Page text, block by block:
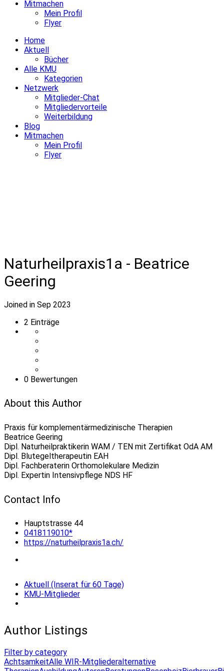
Mitmachen
Mein Profil
Flyer
Home
Aktuell
Bücher
Alle KMU
Kategorien
Netzwerk
Mitglieder-Chat
Mitgliedervorteile
Weiterbildung
Blog
Mitmachen
Mein Profil
Flyer
Naturheilpraxis1a - Beatrice
Geering
Joined in Sep 2023
2 Einträge
0 Bewertungen
About this Author
Praxis für komplementärmedizinische Therapien
Beatrice Geering
Dipl. Naturheilpraktikerin WAM / TEN mit Zertifikat OdA AM
Dipl. Blutegeltherapeutin EAH
Dipl. Fachberaterin Orthomolekulare Medizin
Dipl. Expertin Intensivpflege NDS HF
Contact Info
Hauptstrasse 44
0418119010*
https://naturheilpraxis1a.ch/
Aktuell (Inserat für 60 Tage)
KMU-Mitglieder
Author Listings
Filter by category
AchtsamkeitAlle WIR-Mitgliederalternative